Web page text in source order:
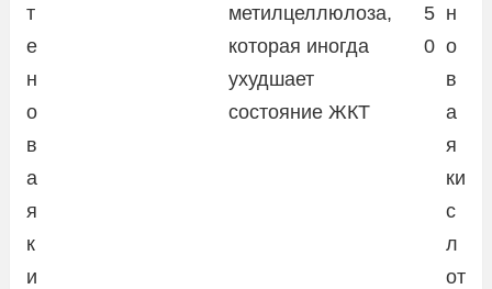
т
е
н
о
в
а
я
к
и
метилцеллюлоза,
которая иногда
ухудшает
состояние ЖКТ
5
0
н
о
в
а
я
ки
с
л
от